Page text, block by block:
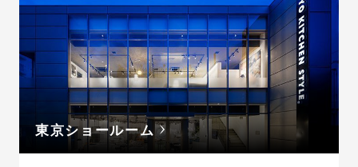
東京ショールーム